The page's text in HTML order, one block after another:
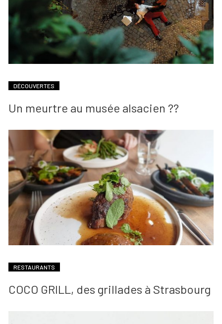
DÉCOUVERTES
Un meurtre au musée alsacien ??
RESTAURANTS
COCO GRILL, des grillades à Strasbourg